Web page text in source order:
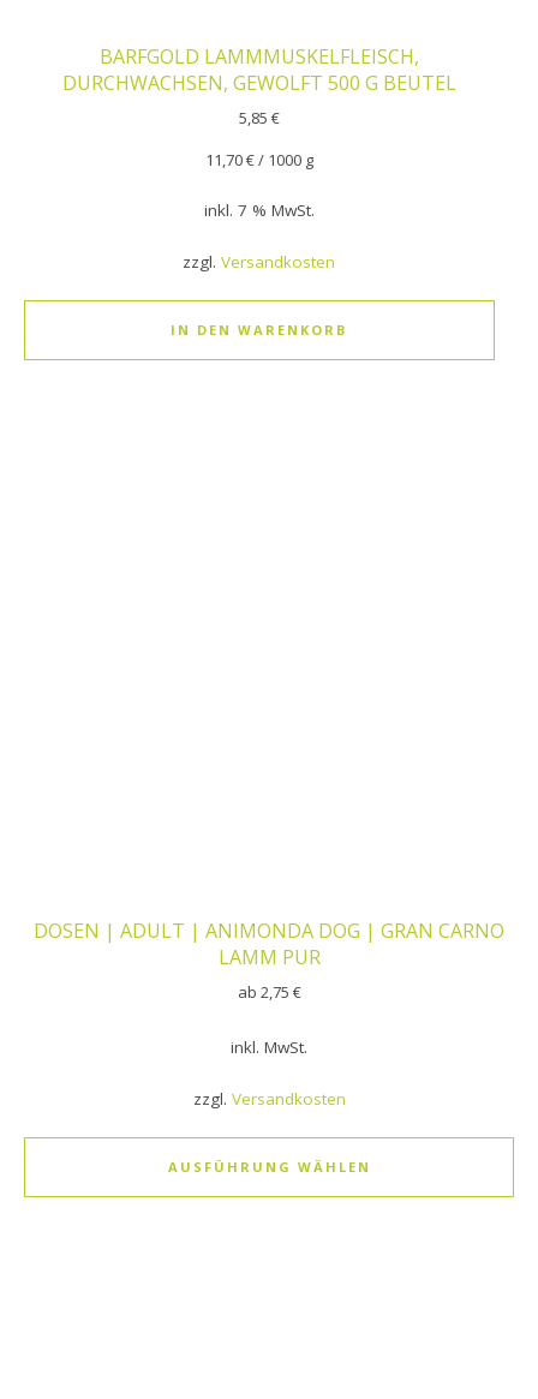
BARFGOLD LAMMMUSKELFLEISCH,
DURCHWACHSEN, GEWOLFT 500 G BEUTEL
5,85 €
11,70€/ 1000 g
inkl. 7 % MwSt.
zzgl.Versandkosten
IN DEN WARENKORB
DOSEN | ADULT | ANIMONDA DOG | GRAN CARNO
LAMM PUR
ab 2,75 €
inkl. MwSt.
zzgl. Versandkosten
AUSFÜHRUNG WÄHLEN